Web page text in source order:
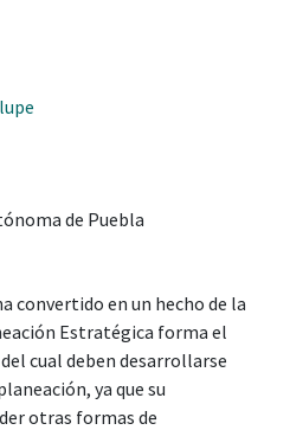
de Puebla
convertido en un hecho de la
Estratégica forma el
cual deben desarrollarse
ya que su
otras formas de